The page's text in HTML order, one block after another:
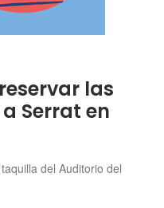
las
Serrat en
del Auditorio del